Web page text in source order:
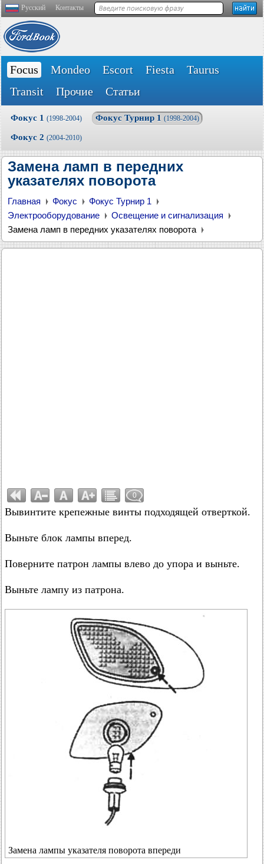
Русский Контакты
Focus Mondeo Escort Fiesta
Taurus
Transit
Прочие Статьи
Фокус 1 (1998-2004) Фокус Турнир 1 (1998-2004)
Фокус 2 (2004-2010)
Замена ламп в передних
указателях поворота
Главная Фокус
Фокус Турнир 1
Электрооборудование
Освещение и сигнализация
Замена ламп в передних указателях поворота
0
Вывинтите крепежные винты подходящей отверткой.
Выньте блок лампы вперед.
Поверните патрон лампы влево до упора и выньте.
Выньте лампу из патрона.
Замена лампы указателя поворота впереди